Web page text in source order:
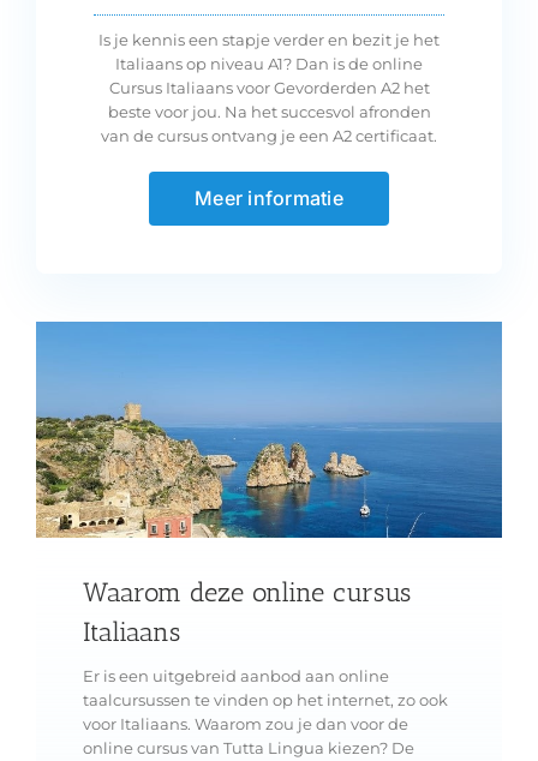
Is je kennis een stapje verder en bezit je het
Italiaans op niveau A1? Dan is de online
Cursus Italiaans voor Gevorderden A2 het
beste voor jou. Na het succesvol afronden
van de cursus ontvang je een A2 certificaat.
Meer informatie
Waarom deze online cursus
Italiaans
Er is een uitgebreid aanbod aan online
taalcursussen te vinden op het internet, zo ook
voor Italiaans. Waarom zou je dan voor de
online cursus van Tutta Lingua kiezen? De